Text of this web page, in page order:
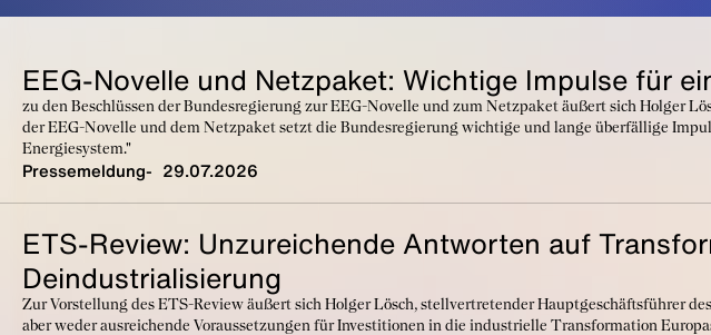
EEG-Novelle und Netzpaket: Wichtige Impulse für
zu den Beschlüssen der Bundesregierung zur EEG-Novelle und zum Netzpaket äußert sich Holger
der EEG-Novelle und dem Netzpaket setzt die Bundesregierung wichtige und lange überfällige
Energiesystem."
Pressemeldung 29.07.2026
ETS-Review: Unzureichende Antworten auf
Deindustrialisierung
Zur Vorstellung des ETS-Review äußert sich Holger Lösch, stellvertretender Hauptgeschäftsführer
aber weder ausreichende Voraussetzungen für Investitionen in die industrielle Transformation